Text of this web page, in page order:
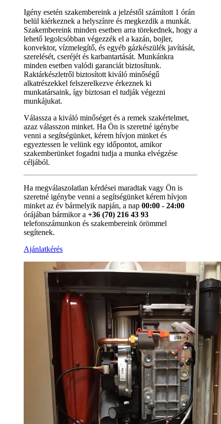
Igény esetén szakembereink a jelzéstől számított 1 órán
belül kiérkeznek a helyszínre és megkezdik a munkát.
Szakembereink minden esetben arra törekednek, hogy a
lehető legolcsóbban végezzék el a kazán, bojler,
konvektor, vízmelegítő, és egyéb gázkészülék javítását,
szerelését, cseréjét és karbantartását. Munkánkra
minden esetben valódi garanciát biztosítunk.
Raktárkészletről biztosított kiváló minőségű
alkatrészekkel felszerelkezve érkeznek ki
munkatársaink, így biztosan el tudják végezni
munkájukat.
Válassza a kiváló minőséget és a remek szakértelmet,
azaz válasszon minket. Ha Ön is szeretné igénybe
venni a segítségünket, kérem hívjon minket és
egyeztessen le velünk egy időpontot, amikor
szakemberünket fogadni tudja a munka elvégzése
céljából.
Ha megválaszolatlan kérdései maradtak vagy Ön is
szeretné igénybe venni a segítségünket kérem hívjon
minket az év bármelyik napján, a nap 00:00 - 24:00
órájában bármikor a +36 (70) 216 43 93
telefonszámunkon és szakembereink örömmel
segítenek.
Ajánlatkérés